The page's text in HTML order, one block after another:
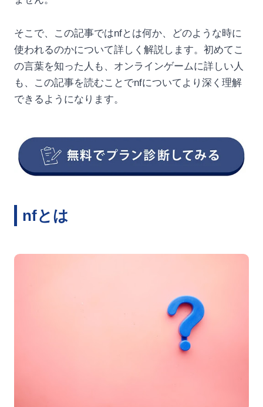
そこで、この記事ではnfとは何か、どのような時に
使われるのかについて詳しく解説します。初めてこ
の言葉を知った人も、オンラインゲームに詳しい人
も、この記事を読むことでnfについてより深く理解
できるようになります。
nfとは